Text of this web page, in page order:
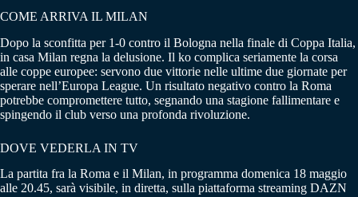
COME ARRIVA IL MILAN
Dopo la sconfitta per 1-0 contro il Bologna nella finale di Coppa Italia,
in casa Milan regna la delusione. Il ko complica seriamente la corsa
alle coppe europee: servono due vittorie nelle ultime due giornate per
sperare nell’Europa League. Un risultato negativo contro la Roma
potrebbe compromettere tutto, segnando una stagione fallimentare e
spingendo il club verso una profonda rivoluzione.
DOVE VEDERLA IN TV
La partita fra la Roma e il Milan, in programma domenica 18 maggio
alle 20.45, sarà visibile, in diretta, sulla piattaforma streaming DAZN